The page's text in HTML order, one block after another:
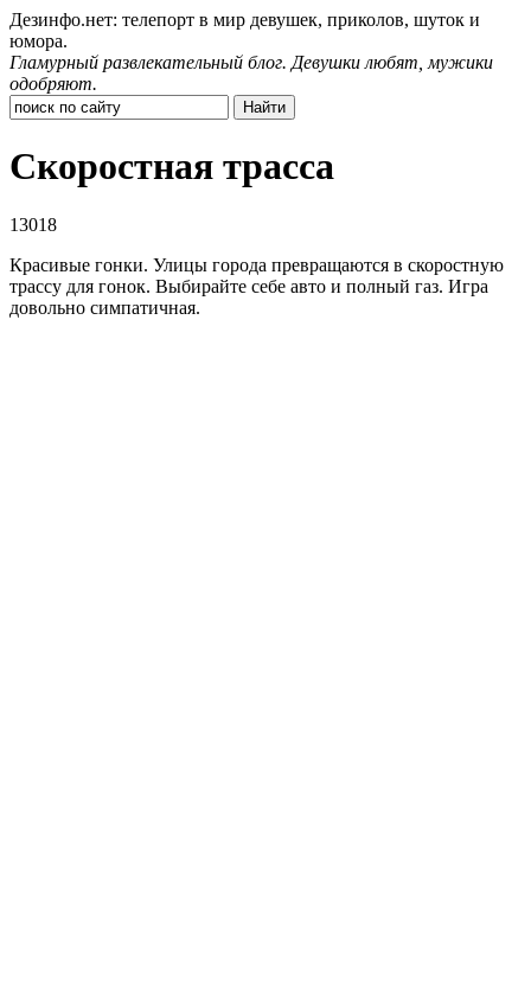
Дезинфо.нет: телепорт в мир девушек, приколов, шуток и
юмора.
Гламурный развлекательный блог. Девушки любят, мужики
одобряют.
Скоростная трасса
13018
Красивые гонки. Улицы города превращаются в скоростную
трассу для гонок. Выбирайте себе авто и полный газ. Игра
довольно симпатичная.